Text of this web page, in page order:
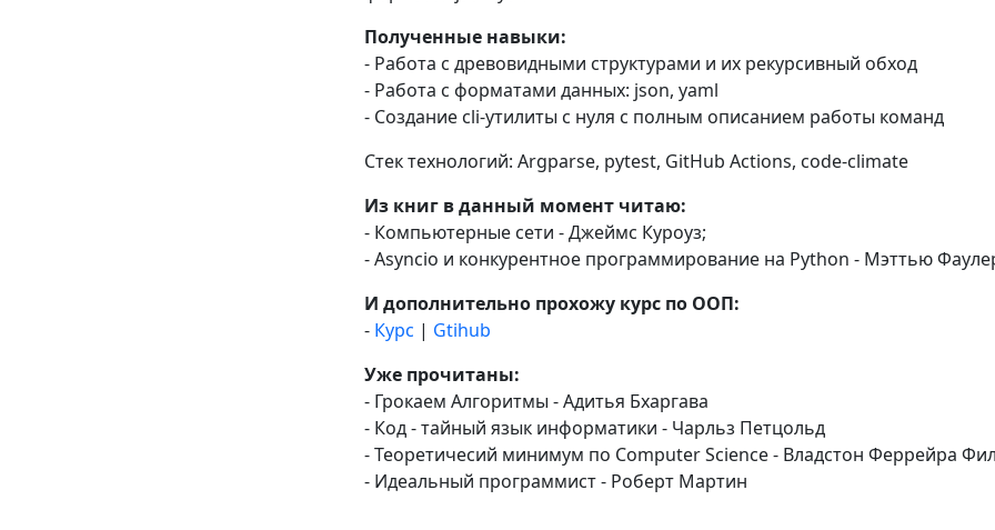
Полученные навыки:
- Работа с древовидными структурами и их рекурсивный обход
- Работа с форматами данных: json, yaml
- Создание сli-утилиты с нуля с полным описанием работы команд
Стек технологий: Argparse, pytest, GitHub Actions, code-climate
Из книг в данный момент читаю:
- Компьютерные сети - Джеймс Куроуз;
- Asyncio и конкурентное программирование на Python - Мэттью
И дополнительно прохожу курс по ООП:
- Курс | Gtihub
Уже прочитаны:
- Грокаем Алгоритмы - Адитья Бхаргава
- Код - тайный язык информатики - Чарльз Петцольд
- Теоретичесий минимум по Computer Science - Владстон Феррейра
- Идеальный программист - Роберт Мартин